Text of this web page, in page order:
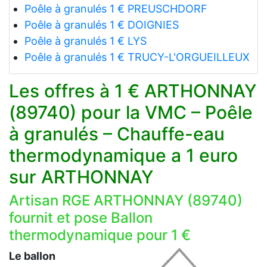
Poêle à granulés 1 € PREUSCHDORF
Poêle à granulés 1 € DOIGNIES
Poêle à granulés 1 € LYS
Poêle à granulés 1 € TRUCY-L'ORGUEILLEUX
Les offres à 1 € ARTHONNAY
(89740) pour la VMC – Poêle
à granulés – Chauffe-eau
thermodynamique a 1 euro
sur ARTHONNAY
Artisan RGE ARTHONNAY (89740)
fournit et pose Ballon
thermodynamique pour 1 €
Le ballon